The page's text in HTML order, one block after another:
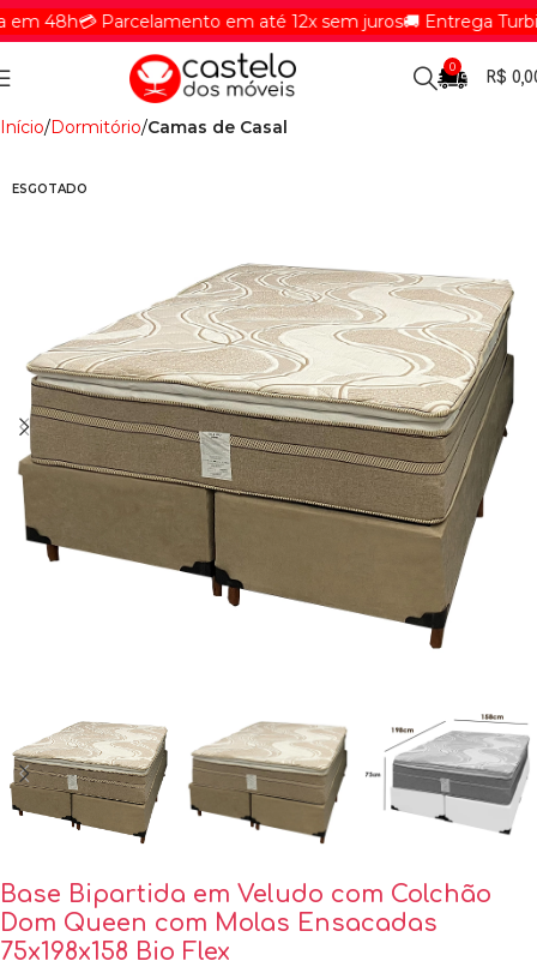
48h💳 Parcelamento em até 12x sem juros🚚 Entrega
0
R$
Início Dormitório Camas de Casal
ESGOTADO
Base Bipartida em Veludo com Colchão
Dom Queen com Molas Ensacadas
75x198x158 Bio Flex